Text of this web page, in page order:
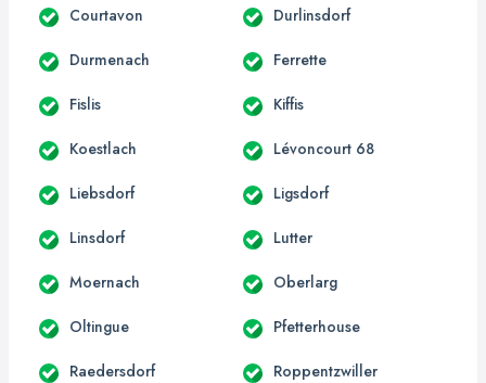
Courtavon Durlinsdorf
Durmenach Ferrette
Fislis Kiffis
Koestlach Lévoncourt 68
Liebsdorf Ligsdorf
Linsdorf Lutter
Moernach Oberlarg
Oltingue Pfetterhouse
Raedersdorf Roppentzwiller